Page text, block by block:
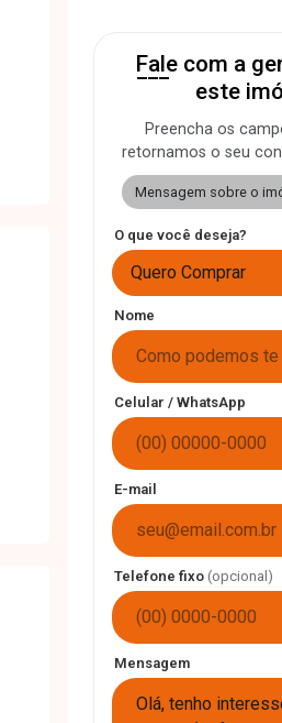
Fale com a
este
Preencha os
retornamos o seu
Mensagem sobre o
O que você deseja?
Quero Comprar
Nome
Celular / WhatsApp
E-mail
Telefone fixo (opcional)
Mensagem